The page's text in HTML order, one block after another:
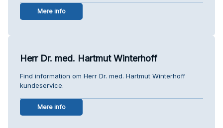
Mere info
Herr Dr. med. Hartmut Winterhoff
Find information om Herr Dr. med. Hartmut Winterhoff
kundeservice.
Mere info